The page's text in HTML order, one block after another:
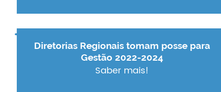
Diretorias Regionais tomam posse para
Gestão 2022-2024
Saber mais!